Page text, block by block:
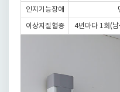
인지기능장애
이상지질혈증 4년마다 1회(